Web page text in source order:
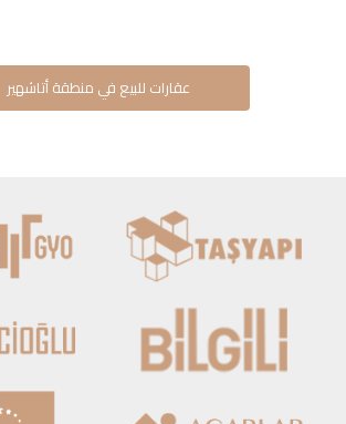
عقارات للبيع في منطقة أتاشهير